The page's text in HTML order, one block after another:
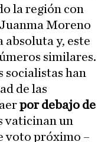
la región con
Moreno
y, este
similares.
socialistas han
de las
por debajo de
vaticinan un
voto próximo –